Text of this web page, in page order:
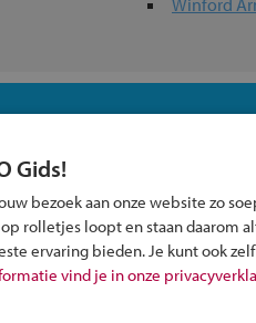
Winford
Inschrijven?
Gids!
bezoek aan onze website zo
rolletjes loopt en staan daarom
ervaring bieden. Je kunt ook
vind je in onze